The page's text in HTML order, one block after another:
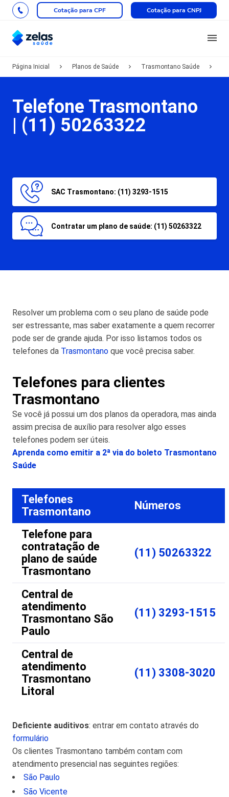
Cotação para CPF Cotação para CNPJ
Página Inicial Planos de Saúde Trasmontano Saúde
Telefone Trasmontano
| (11) 50263322
SAC Trasmontano: (11) 3293-1515
Contratar um plano de saúde: (11) 50263322
Resolver um problema com o seu plano de saúde pode
ser estressante, mas saber exatamente a quem recorrer
pode ser de grande ajuda. Por isso listamos todos os
telefones da Trasmontano que você precisa saber.
Telefones para clientes
Trasmontano
Se você já possui um dos planos da operadora, mas ainda
assim precisa de auxílio para resolver algo esses
telefones podem ser úteis.
Aprenda como emitir a 2ª via do boleto Trasmontano
Saúde
Telefones
Trasmontano
Números
Telefone para
contratação de
plano de saúde
Trasmontano
(11) 50263322
Central de
atendimento
Trasmontano São
Paulo
(11) 3293-1515
Central de
atendimento
Trasmontano
Litoral
(11) 3308-3020
Deficiente auditivos: entrar em contato através do
formulário
Os clientes Trasmontano também contam com
atendimento presencial nas seguintes regiões:
São Paulo
São Vicente